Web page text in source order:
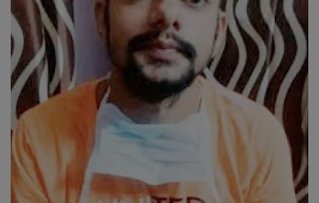
About Author
Contact
Dipotsav Special
આંતરરાષ્ટ્રીય
રાષ્ટ્રીય
ગુજરાત